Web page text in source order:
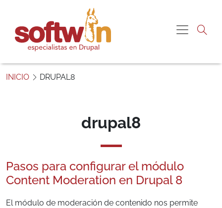
f
r
ú
INICIO DRUPAL8
drupal8
Pasos para configurar el módulo
Content Moderation en Drupal 8
El módulo de moderación de contenido nos permite